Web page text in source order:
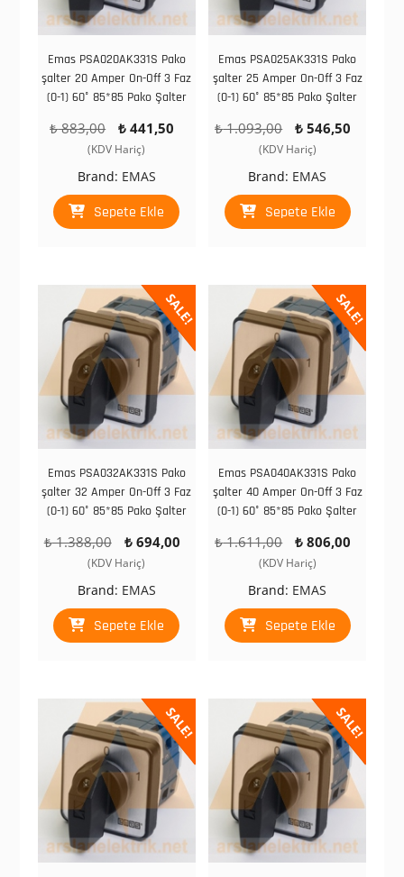
Emas PSA020AK331S Pako
şalter 20 Amper On-Off 3 Faz
(0-1) 60° 85*85 Pako Şalter
₺883,00
Orijinal
fiyat:
₺ 441,50
(KDV Hariç)
Brand: EMAS
Sepete Ekle
Emas PSA025AK331S Pako
şalter 25 Amper On-Off 3 Faz
(0-1) 60° 85*85 Pako Şalter
₺1.093,00
Orijinal
fiyat:
₺ 546,50
(KDV Hariç)
Brand: EMAS
Sepete Ekle
SALE!
Emas PSA032AK331S Pako
şalter 32 Amper On-Off 3 Faz
(0-1) 60° 85*85 Pako Şalter
₺1.388,00
Orijinal
fiyat:
₺694,00
(KDV Hariç)
Brand: EMAS
Sepete Ekle
SALE!
Emas PSA040AK331S Pako
şalter 40 Amper On-Off 3 Faz
(0-1) 60° 85*85 Pako Şalter
₺1.611,00
Orijinal
fiyat:
₺ 806,00
(KDV Hariç)
Brand: EMAS
Sepete Ekle
SALE! SALE!